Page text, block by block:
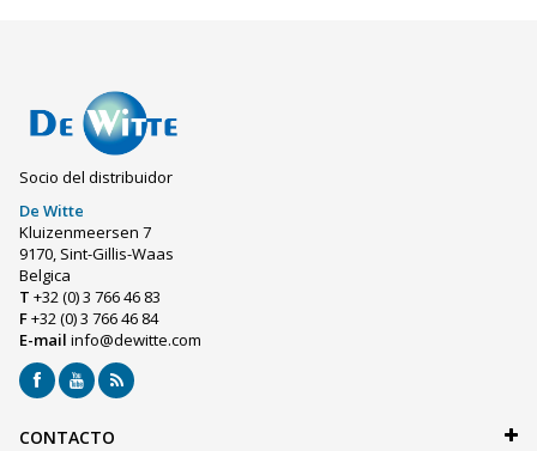
Socio del distribuidor
De Witte
Kluizenmeersen 7
9170, Sint-Gillis-Waas
Belgica
T +32 (0) 3 766 46 83
F+32 (0) 3 766 46 84
E-mail info@dewitte.com
CONTACTO